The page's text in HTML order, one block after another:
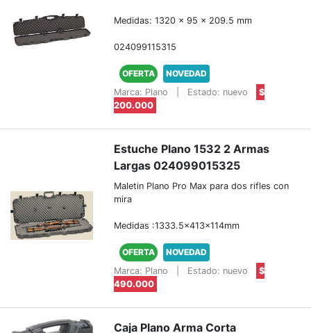
Medidas: 1320 x 95 x 209.5 mm
024099115315
OFERTA
NOVEDAD
Marca: Plano
Estado: nuevo
$
200.000
Estuche Plano 1532 2 Armas
Largas 024099015325
Maletin Plano Pro Max para dos rifles con
mira
Medidas :1333.5x413x114mm
OFERTA
NOVEDAD
Marca: Plano
Estado: nuevo
$
490.000
Caja Plano Arma Corta